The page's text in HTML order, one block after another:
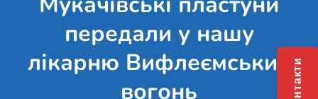
передали у нашу
лікарню Вифлеємський
вогонь
Контакти